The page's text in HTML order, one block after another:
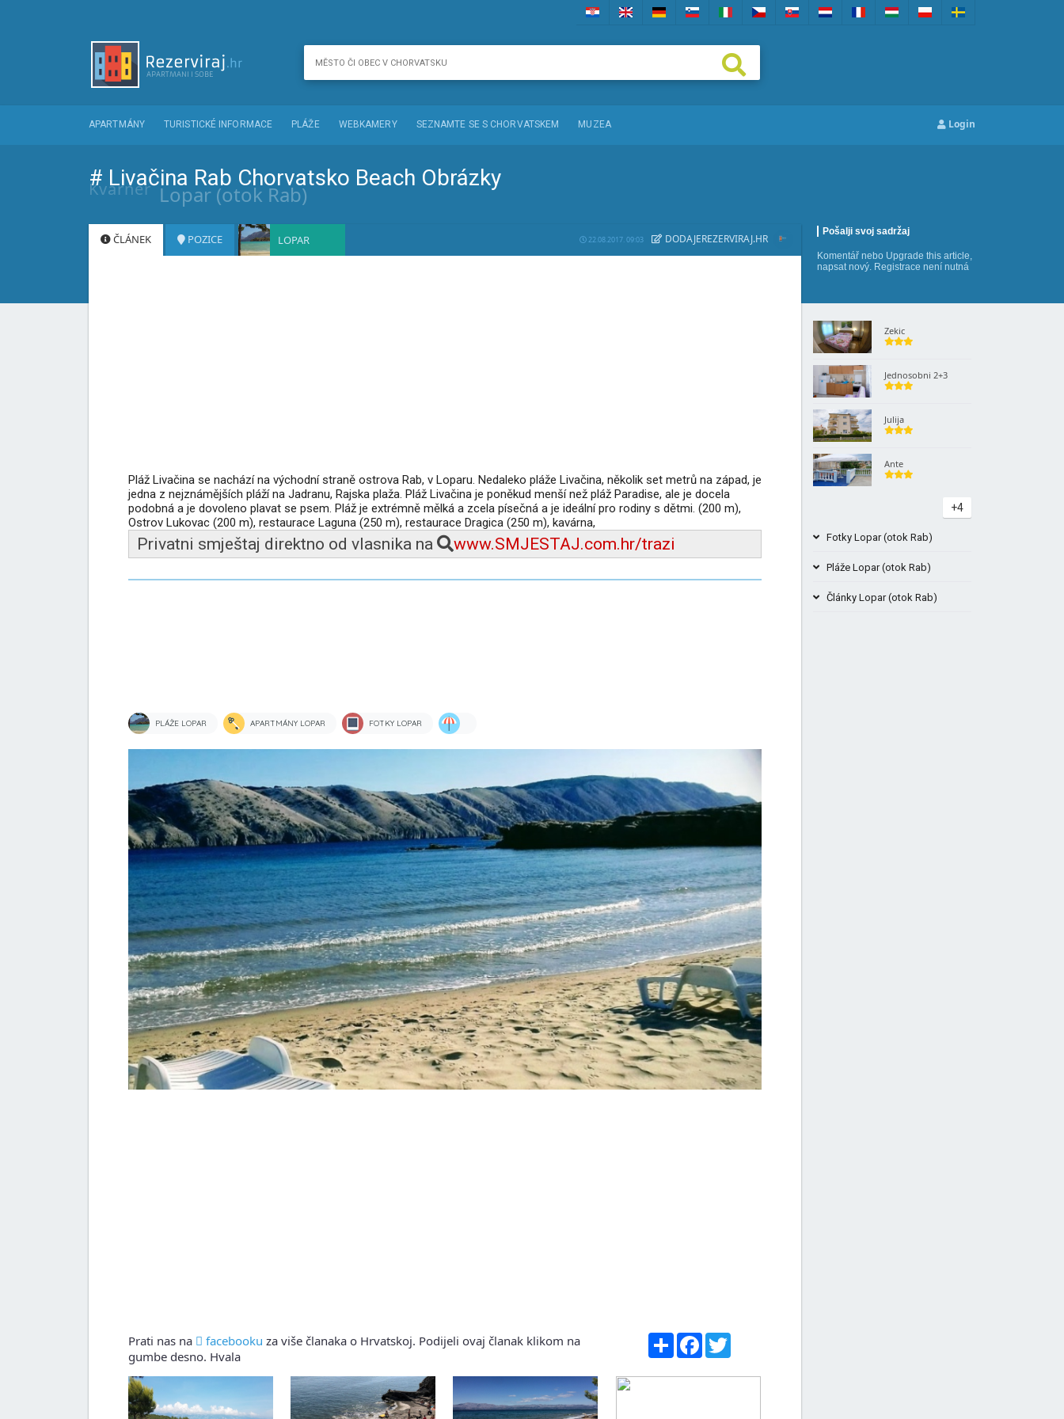
APARTMÁNY TURISTICKÉ INFORMACE PLÁŽE WEBKAMERY SEZNAMTE SE S CHORVATSKEM MUZEA Login
# Livačina Rab Chorvatsko Beach Obrázky
Kvarner Lopar (otok Rab)
Pošalji svoj sadržaj
Komentář nebo Upgrade this article,
napsat nový. Registrace není nutná
ČLÁNEK POZICE LOPAR 22.08.2017. 09:03 DODAJEREZERVIRAJ.HR
Pláž Livačina se nachází na východní straně ostrova Rab, v Loparu. Nedaleko pláže Livačina, několik set metrů na západ, je
jedna z nejznámějších pláží na Jadranu, Rajska plaža. Pláž Livačina je poněkud menší než pláž Paradise, ale je docela
podobná a je dovoleno plavat se psem. Pláž je extrémně mělká a zcela písečná a je ideální pro rodiny s dětmi. (200 m),
Ostrov Lukovac (200 m), restaurace Laguna (250 m), restaurace Dragica (250 m), kavárna,
Privatni smještaj direktno od vlasnika na www.SMJESTAJ.com.hr/trazi
PLÁŽE LOPAR APARTMÁNY LOPAR FOTKY LOPAR
Prati nas na facebooku za više članaka o Hrvatskoj. Podijeli ovaj članak klikom na
gumbe desno. Hvala
Share Facebook
Zekic
Jednosobni 2+3
Julija
Ante
+4
Fotky Lopar (otok Rab)
Pláže Lopar (otok Rab)
Články Lopar (otok Rab)